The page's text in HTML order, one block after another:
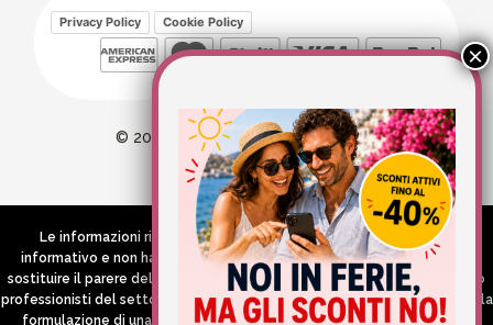
Privacy Policy Cookie Policy
© 2026 Wellvit All Rights Reserved
Credits:Aries comunica
Le informazioni riportate nel Sito hanno esclusivamente scopo
informativo e non hanno in alcun modo né la pretesa né l’obiettivo di
sostituire il parere del medico e/o specialista, di altri operatori sanitari o
professionisti del settore che devono in ogni caso essere contattati per la
formulazione di una diagnosi o l’indicazione di un eventuale corretto